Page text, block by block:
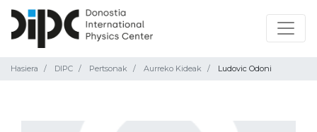
Hasiera DIPC Pertsonak Aurreko Kideak Ludovic Odoni